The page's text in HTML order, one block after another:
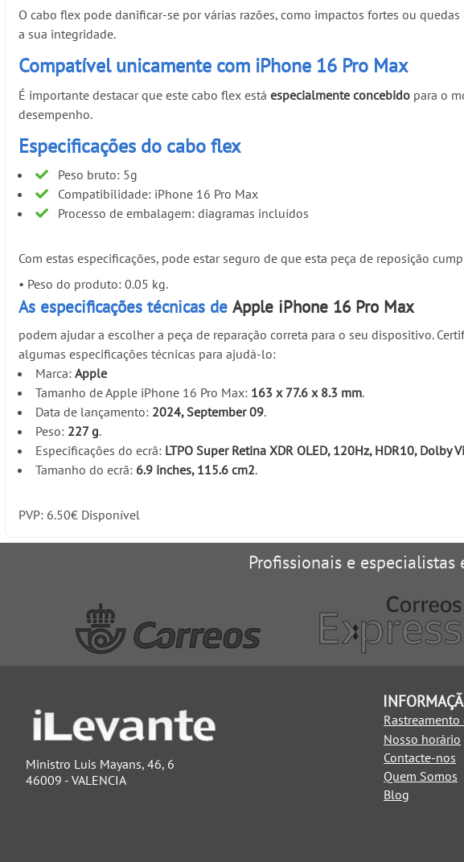
O cabo flex pode danificar-se por várias razões, como impactos fortes ou
a sua integridade.
Compatível unicamente com iPhone 16 Pro Max
É importante destacar que este cabo flex estáespecialmente concebido para o
desempenho.
Especificações do cabo flex
Peso bruto: 5g
Compatibilidade: iPhone 16 Pro Max
Processo de embalagem: diagramas incluídos
Com estas especificações, pode estar seguro de que esta peça de reposição
• Peso do produto: 0.05 kg.
As especificações técnicas deApple iPhone 16 Pro Max
podem ajudar a escolher a peça de reparação correta para o seu dispositivo.
algumas especificações técnicas para ajudá-lo:
Marca:Apple
Tamanho de Apple iPhone 16 Pro Max: 163 x 77.6 x 8.3 mm.
Data de lançamento: 2024, September 09.
Peso: 227 g.
Especificações do ecrã: LTPO Super Retina XDR OLED, 120Hz, HDR10,
Tamanho do ecrã: 6.9 inches, 115.6 cm2.
PVP: 6.50€ Disponível
Profissionais e
Ministro Luis Mayans, 46, 6
46009 - VALENCIA
Nosso horário
Contacte-nos
Quem Somos
Blog